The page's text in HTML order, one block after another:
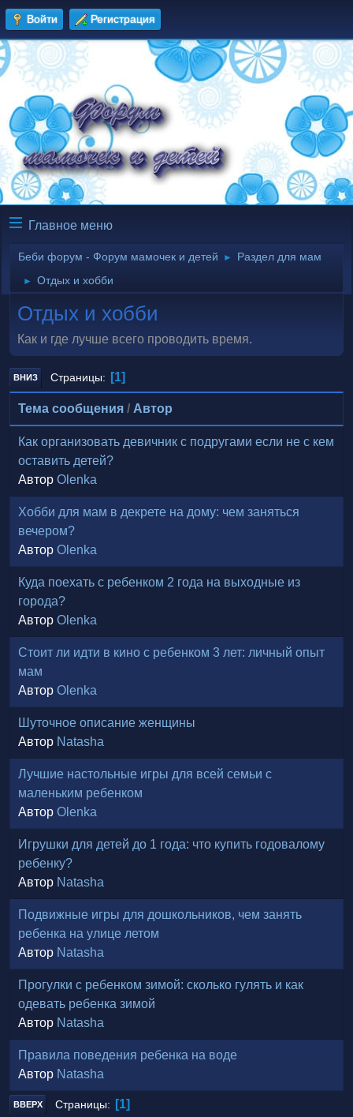
Войти Регистрация
Главное меню
Беби форум - Форум мамочек и детей ► Раздел для мам
► Отдых и хобби
Отдых и хобби
Как и где лучше всего проводить время.
ВНИЗ Страницы 1
Тема сообщения / Автор
Как организовать девичник с подругами если не с кем
оставить детей?
Автор Olenka
Хобби для мам в декрете на дому: чем заняться
вечером?
Автор Olenka
Куда поехать с ребенком 2 года на выходные из
города?
Автор Olenka
Стоит ли идти в кино с ребенком 3 лет: личный опыт
мам
Автор Olenka
Шуточное описание женщины
Автор Natasha
Лучшие настольные игры для всей семьи с
маленьким ребенком
Автор Olenka
Игрушки для детей до 1 года: что купить годовалому
ребенку?
Автор Natasha
Подвижные игры для дошкольников, чем занять
ребенка на улице летом
Автор Natasha
Прогулки с ребенком зимой: сколько гулять и как
одевать ребенка зимой
Автор Natasha
Правила поведения ребенка на воде
Автор Natasha
ВВЕРХ Страницы 1